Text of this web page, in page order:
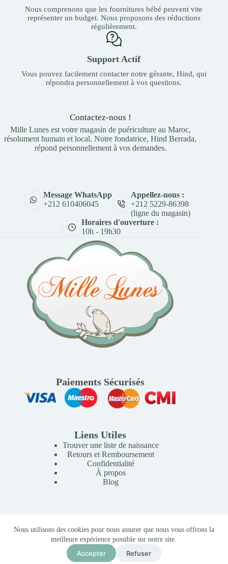
Nous utilisons des cookies pour nous assurer que nous vous offrons la
meilleure expérience possible sur notre site.
Accepter Refuser
Nous comprenons que les fournitures bébé peuvent vite
représenter un budget. Nous proposons des réductions
régulièrement.
Support Actif
Vous pouvez facilement contacter notre gérante, Hind, qui
répondra personnellement à vos questions.
Contactez-nous !
Mille Lunes est votre magasin de puériculture au Maroc,
résolument humain et local. Notre fondatrice, Hind Berrada,
répond personnellement à vos demandes.
Message WhatsApp
+212 610406045
Appellez-nous :
+212 5229-86398
(ligne du magasin)
Horaires d'ouverture :
10h - 19h30
Paiements Sécurisés
Liens Utiles
Trouver une liste de naissance
Retours et Remboursement
Confidentialité
À propos
Blog
Copyright © 2026 Mille Lunes - Création du site :
Baptiste
-Conditions Générales de Vente
Lampe de Table Ours Led Bleu Clair
En stock (peut être
Ajouter au panier